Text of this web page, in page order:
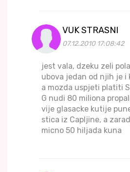
VUK STRASNI
07.12.2010 17:08:42
jest vala, dzeku zeli
ubova jedan od njih je i
a mozda uspjeti platiti
G nudi 80 miliona
vije glasacke kutije
stica iz Capljine, a
micno 50 hiljada kuna